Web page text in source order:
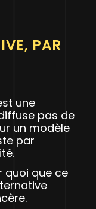
PAR
une
pas de
un modèle
par
quoi que ce